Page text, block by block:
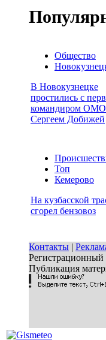
Общество
В Новокузнецке
простились с
командиром
Сергеем Добижей
Топ
Кемерово
На кузбасской
сгорел бензовоз
Контакты |
Публикация